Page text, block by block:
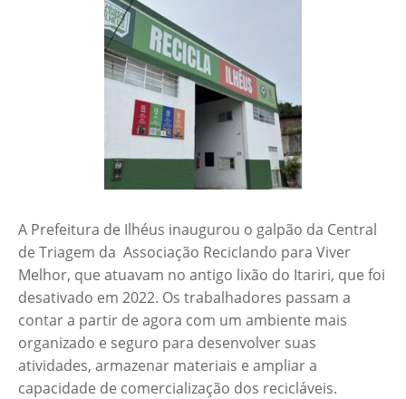
A Prefeitura de Ilhéus inaugurou o galpão da Central
de Triagem da Associação Reciclando para Viver
Melhor, que atuavam no antigo lixão do Itariri, que foi
desativado em 2022. Os trabalhadores passam a
contar a partir de agora com um ambiente mais
organizado e seguro para desenvolver suas
atividades, armazenar materiais e ampliar a
capacidade de comercialização dos recicláveis.